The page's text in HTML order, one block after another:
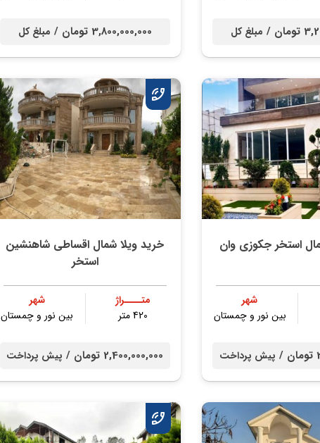
/ مبلغ کل 3,800,000,000 تومان / مبلغ کل
استخر جکوزی وان
شهر
بین نور و چمستان
/ پیش پرداخت
خرید ویلا شمال اقساطی شاهنشین
استخر
متــــراژ
420 متر
شهر
بین نور و چمستان
2,400,000,000 تومان / پیش پرداخت